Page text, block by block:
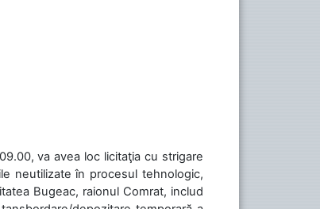
va avea loc licitaţia cu strigare
neutilizate în procesul tehnologic,
Bugeac, raionul Comrat, includ